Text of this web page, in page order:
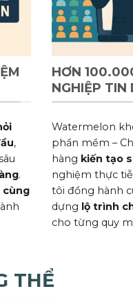
,
.
cùng
HƠN
NGHIỆP TIN
Watermelon
phần mềm –
hàng kiến tạo
nghiệm thực
tôi đồng hành
dựng lộ trình
cho từng quy
THỂ